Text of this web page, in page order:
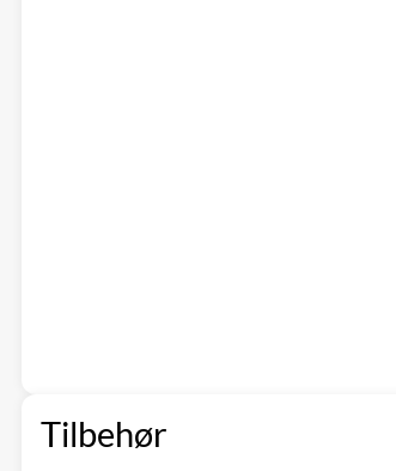
Tilbehør